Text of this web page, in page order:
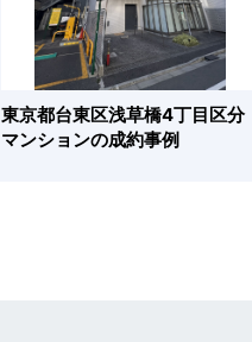
東京都台東区浅草橋4丁目区分
マンションの成約事例